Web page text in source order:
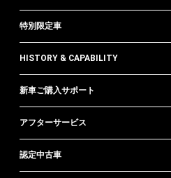
特別限定車
HISTORY & CAPABILITY
新車ご購入サポート
アフターサービス
認定中古車